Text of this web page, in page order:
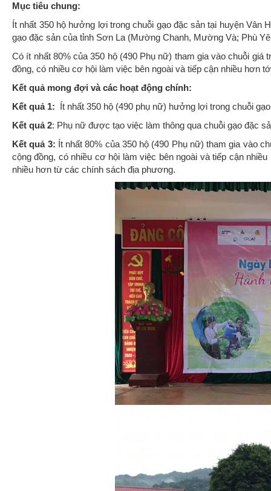
Mục tiêu chung:
Ít nhất 350 hộ hưởng lợi trong chuỗi gạo đặc sản tại huyện
gạo đặc sản của tỉnh Sơn La (Mường Chanh, Mường Và; Phù
Có ít nhất 80% của 350 hộ (490 Phụ nữ) tham gia vào chuỗi
đồng, có nhiều cơ hội làm việc bên ngoài và tiếp cận nhiều hơn
Kết quả mong đợi và các hoạt động chính:
Kết quả 1: Ít nhất 350 hộ (490 phụ nữ) hưởng lợi trong chuỗi
Kết quả 2: Phụ nữ được tạo việc làm thông qua chuỗi gạo đặc
Kết quả 3: Ít nhất 80% của 350 hộ (490 Phụ nữ) tham gia vào
cộng đồng, có nhiều cơ hội làm việc bên ngoài và tiếp cận
nhiều hơn từ các chính sách địa phương.